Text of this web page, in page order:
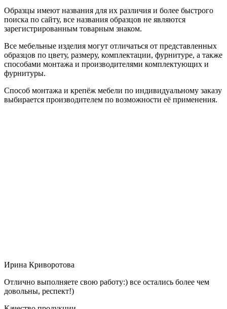
Образцы имеют названия для их различия и более быстрого
поиска по сайту, все названия образцов не являются
зарегистрированным товарным знаком.
Все мебельные изделия могут отличаться от представленных
образцов по цвету, размеру, комплектации, фурнитуре, а также
способами монтажа и производителями комплектующих и
фурнитуры.
Способ монтажа и крепёж мебели по индивидуальному заказу
выбирается производителем по возможности её применения.
Ирина Криворотова
Отлично выполняете свою работу:) все остались более чем
довольны, респект!)